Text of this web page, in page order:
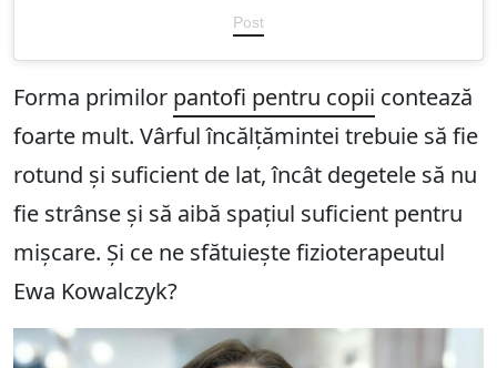
Post
Forma primilor pantofi pentru copii contează
foarte mult. Vârful încălțămintei trebuie să fie
rotund și suficient de lat, încât degetele să nu
fie strânse și să aibă spațiul suficient pentru
mișcare. Și ce ne sfătuiește fizioterapeutul
Ewa Kowalczyk?